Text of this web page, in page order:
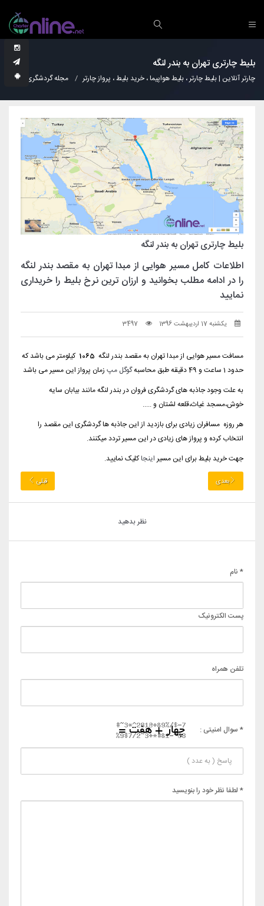
بلیط چارتری تهران به بندر لنگه
چارتر آنلاین | بلیط چارتر ، بلیط هواپیما ، خرید بلیط ، پرواز چارتر مجله گردشگری
بلیط چارتری تهران به بندر لنگه
اطلاعات کامل مسیر هوایی از مبدا تهران به مقصد بندر لنگه
را در ادامه مطلب بخوانید و ارزان ترین نرخ بلیط را خریداری
نمایید
یکشنبه 17 اردیبهشت 1396 3497
مسافت مسیر هوایی از مبدا تهران به مقصد بندر لنگه 1065 کیلومتر می باشد که
حدود 1 ساعت و 49 دقیقه طبق محاسبه
گوگل مپ زمان پرواز این مسیر می باشد
به علت وجود جاذبه های گردشگری فروان در بندر لنگه مانند بیابان سایه
خوش،مسجد غیاث،قلعه لشتان و .....
هر روزه مسافران زیادی برای بازدید از این جاذبه ها گردشگری این مقصد را
انتخاب کرده و پرواز های زیادی در این مسیر تردد میکنند.
جهت خرید بلیط برای این مسیراینجاکلیک نمایید.
بعدی قبلی
نظر بدهید
* نام
پست الکترونیک
تلفن همراه
* سوال امنیتی :
* لطفا نظر خود را بنویسید